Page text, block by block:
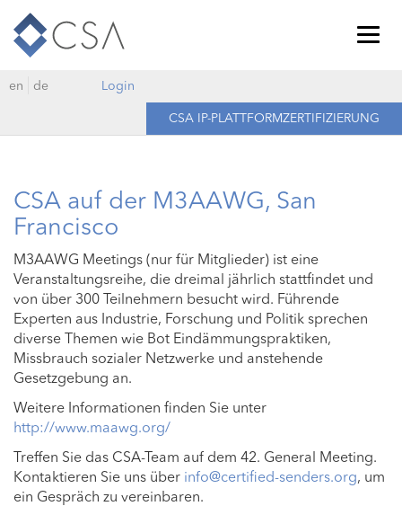
en de
Login
CSA IP-PLATTFORMZERTIFIZIERUNG
CSA auf der M3AAWG, San
Francisco
M3AAWG Meetings (nur für Mitglieder) ist eine
Veranstaltungsreihe, die dreimal jährlich stattfindet und
von über 300 Teilnehmern besucht wird. Führende
Experten aus Industrie, Forschung und Politik sprechen
diverse Themen wie Bot Eindämmungspraktiken,
Missbrauch sozialer Netzwerke und anstehende
Gesetzgebung an.
Weitere Informationen finden Sie unter
http://www.maawg.org/
Treffen Sie das CSA-Team auf dem 42. General Meeting.
Kontaktieren Sie uns über info@certified-senders.org, um
ein Gespräch zu vereinbaren.